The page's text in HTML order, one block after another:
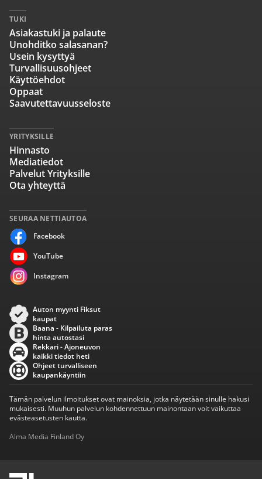
SEURAA NETTIAUTOA
Facebook
YouTube
Instagram
TUKI
Asiakastuki ja palaute
Unohditko salasanan?
Usein kysyttyä
Turvallisuusohjeet
Käyttöehdot
Oppaat
Saavutettavuusseloste
YRITYKSILLE
Hinnasto
Mediatiedot
Palvelut Yrityksille
Ota yhteyttä
Auton myynti Fiksut
kaupat
Baana - Kilpailuta paras
hinta autostasi
Rekkari - Ajoneuvon
kaikki tiedot heti
Ohjeet turvalliseen
kaupankäyntiin
Tämän palvelun ilmoitukset ovat mainoksia, jotka näytetään sinulle hakusi
mukaisesti. Muuhun palvelun kohdennettuun mainontaan voit vaikuttaa
evästeasetusten kautta.
Alma Media Finland Oy